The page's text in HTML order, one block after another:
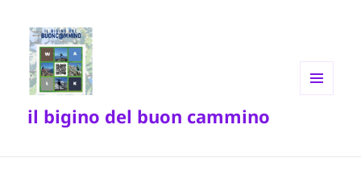
il bigino del buon cammino